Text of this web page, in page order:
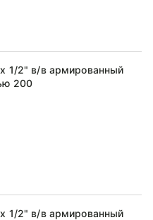
1/2" в/в армированный
200
1/2" в/в армированный